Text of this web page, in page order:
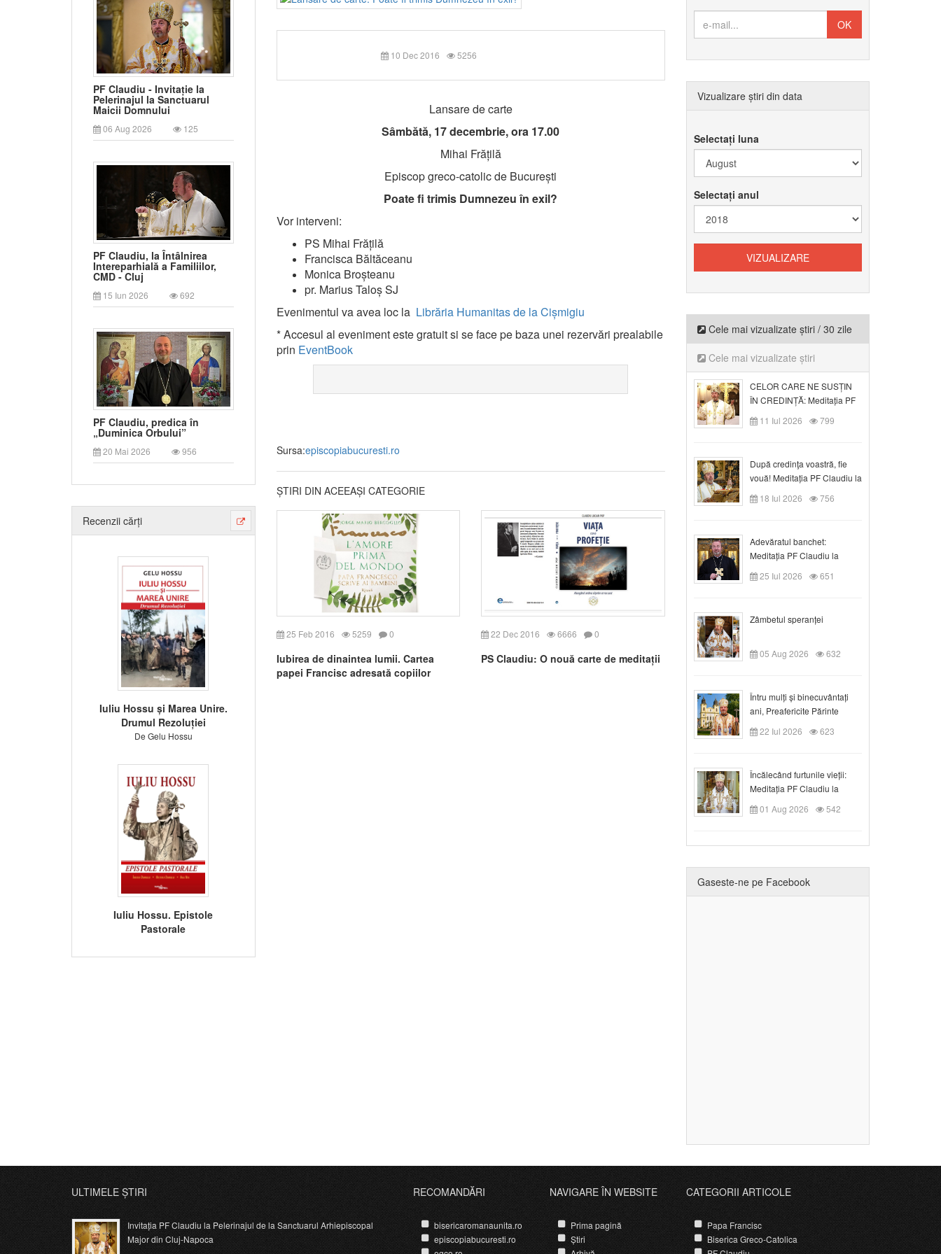
PF Claudiu - Invitație la
Pelerinajul la Sanctuarul
Maicii Domnului
06 Aug 2026 125
PF Claudiu, la Întâlnirea
Intereparhială a Familiilor,
CMD - Cluj
15 Iun 2026 692
PF Claudiu, predica în
„Duminica Orbului”
20 Mai 2026 956
Recenzii cărți
Iuliu Hossu și Marea Unire.
Drumul Rezoluției
De Gelu Hossu
Iuliu Hossu. Epistole
Pastorale
10 Dec 2016 5256
Lansare de carte
Sâmbătă, 17 decembrie, ora 17.00
Mihai Frățilă
Episcop greco-catolic de București
Poate fi trimis Dumnezeu în exil?
Vor interveni:
PS Mihai Frățilă
Francisca Băltăceanu
Monica Broșteanu
pr. Marius Taloș SJ
Evenimentul va avea loc la Librăria Humanitas de la Cișmigiu
* Accesul al eveniment este gratuit si se face pe baza unei rezervări prealabile
prin EventBook
Sursa:episcopiabucuresti.ro
ȘTIRI DIN ACEEAȘI CATEGORIE
25 Feb 2016 5259 0
Iubirea de dinaintea lumii. Cartea
papei Francisc adresată copiilor
22 Dec 2016 6666 0
PS Claudiu: O nouă carte de meditații
Vizualizare știri din data
Selectați luna
Selectați anul
Cele mai vizualizate știri / 30 zile
Cele mai vizualizate știri
CELOR CARE NE SUSȚIN
ÎN CREDINȚĂ: Meditația PF
Claudiu la Duminica a VI-a
după Rusalii
11 Iul 2026 799
După credinţa voastră, fie
vouă! Meditația PF Claudiu la
duminica a VII-a după Rusalii
18 Iul 2026 756
Adevăratul banchet:
Meditația PF Claudiu la
Duminica a VIII-a după
Rusalii
25 Iul 2026 651
Zâmbetul speranței
05 Aug 2026 632
Întru mulți și binecuvântați
ani, Preafericite Părinte
Claudiu!
22 Iul 2026 623
Încălecând furtunile vieții:
Meditația PF Claudiu la
Duminica a IX-a după Rusalii
01 Aug 2026 542
Gaseste-ne pe Facebook
ULTIMELE ȘTIRI
Invitația PF Claudiu la Pelerinajul de la Sanctuarul Arhiepiscopal
Major din Cluj-Napoca
RECOMANDĂRI
bisericaromanaunita.ro
episcopiabucuresti.ro
NAVIGARE ÎN WEBSITE
Prima pagină
Știri
CATEGORII ARTICOLE
Papa Francisc
Biserica Greco-Catolica